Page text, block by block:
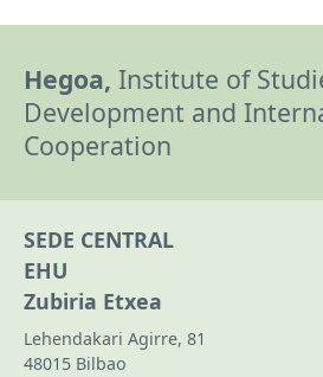
Hegoa, Institute of
Development and
Cooperation
SEDE CENTRAL
EHU
Zubiria Etxea
Lehendakari Agirre, 81
48015 Bilbao